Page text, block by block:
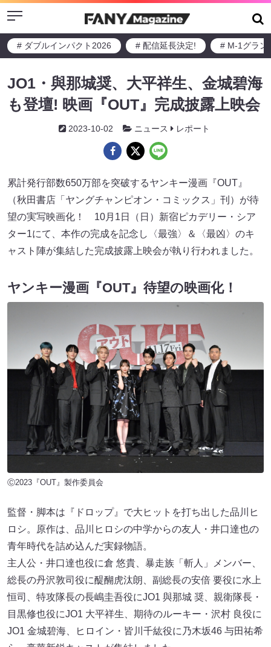
Menu
# ダブルインパクト2026 # 配信延長決定! # M-1グラン
JO1・與那城奨、大平祥生、金城碧海
も登壇! 映画『OUT』完成披露上映会
2023-10-02 ニュース レポート
累計発行部数650万部を突破するヤンキー漫画『OUT』
（秋田書店「ヤングチャンピオン・コミックス」刊）が待
望の実写映画化！ 10月1日（日）新宿ピカデリー・シア
ター1にて、本作の完成を記念し〈最強〉＆〈最凶〉のキ
ャスト陣が集結した完成披露上映会が執り行われました。
ヤンキー漫画『OUT』待望の映画化！
Ⓒ2023『OUT』製作委員会
監督・脚本は『ドロップ』で大ヒットを打ち出した品川ヒ
ロシ。原作は、品川ヒロシの中学からの友人・井口達也の
青年時代を詰め込んだ実録物語。
主人公・井口達也役に倉 悠貴、暴走族「斬人」メンバー、
総長の丹沢敦司役に醍醐虎汰朗、副総長の安倍 要役に⽔上
恒司、特攻隊長の長嶋圭吾役にJO1 與那城 奨、親衛隊長・
目黒修也役にJO1 ⼤平祥⽣、期待のルーキー・沢村 良役に
JO1 ⾦城碧海、ヒロイン・皆川千紘役に乃木坂46 与田祐希